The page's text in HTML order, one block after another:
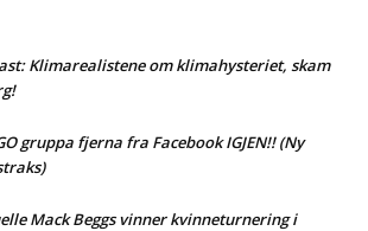
Klimarealistene om klimahysteriet, skam
gruppa fjerna fra Facebook IGJEN!! (Ny
Mack Beggs vinner kvinneturnering i